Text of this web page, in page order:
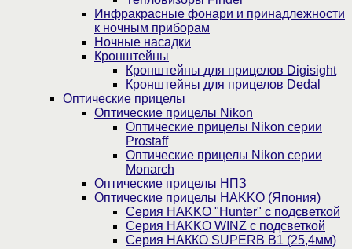
Инфракрасные фонари и принадлежности
к ночным приборам
Ночные насадки
Кронштейны
Кронштейны для прицелов Digisight
Кронштейны для прицелов Dedal
Оптические прицелы
Оптические прицелы Nikon
Оптические прицелы Nikon серии
Prostaff
Оптические прицелы Nikon серии
Monarch
Оптические прицелы НПЗ
Оптические прицелы HAKKO (Япония)
Cерия HAKKO "Hunter" с подсветкой
Серия НAKKO WINZ с подсветкой
Серия НАККО SUPERB B1 (25,4мм)